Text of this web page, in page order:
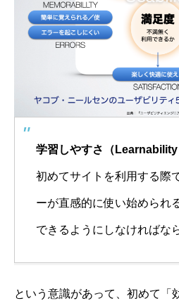
学習しやすさ（Learnability
初めてサイトを利用する際
ーが直感的に使い始められ
できるようにしなければな
という意識があって、初めて「